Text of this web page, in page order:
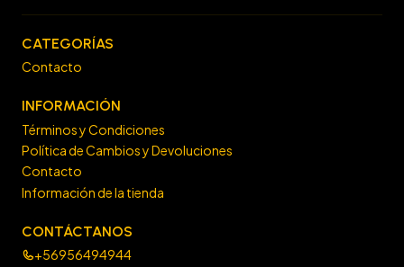
CATEGORÍAS
Contacto
INFORMACIÓN
Términos y Condiciones
Política de Cambios y Devoluciones
Contacto
Información de la tienda
CONTÁCTANOS
+56956494944